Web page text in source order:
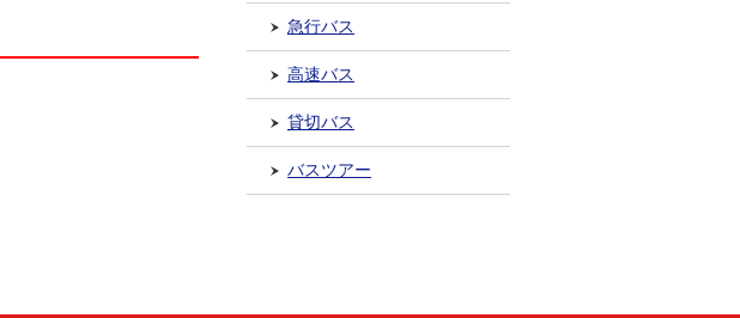
急行バス
高速バス
貸切バス
バスツアー